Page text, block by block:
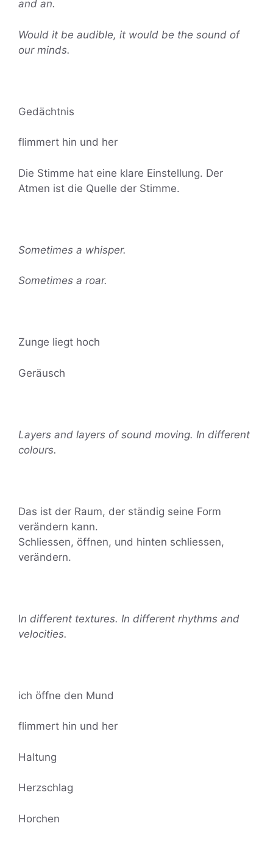
and an.
Would it be audible, it would be the sound of
our minds.
Gedächtnis
flimmert hin und her
Die Stimme hat eine klare Einstellung. Der
Atmen ist die Quelle der Stimme.
Sometimes a whisper.
Sometimes a roar.
Zunge liegt hoch
Geräusch
Layers and layers of sound moving. In different
colours.
Das ist der Raum, der ständig seine Form
verändern kann.
Schliessen, öffnen, und hinten schliessen,
verändern.
In different textures. In different rhythms and
velocities.
ich öffne den Mund
flimmert hin und her
Haltung
Herzschlag
Horchen